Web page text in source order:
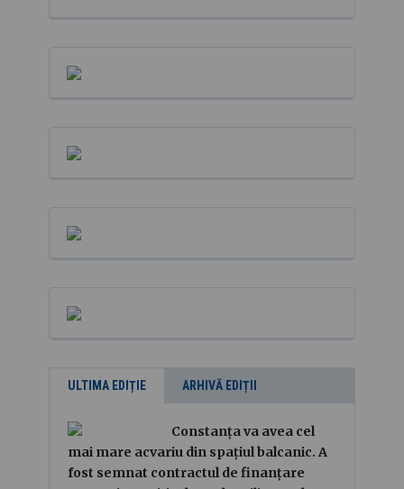
ULTIMA EDIȚIE ARHIVĂ EDIȚII
Constanța va avea cel
mai mare acvariu din spațiul balcanic. A
fost semnat contractul de finanțare